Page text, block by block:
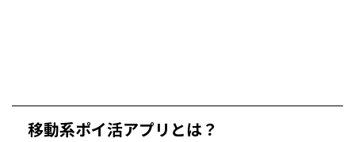
移動系ポイ活アプリとは？